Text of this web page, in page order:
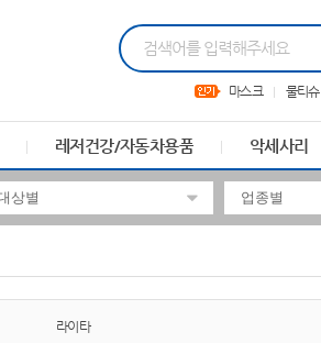
마스크 물티슈
레저건강/자동차용품 악세사리
라이타